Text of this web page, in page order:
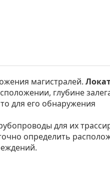
магистралей.
глубине
для его обнаружения
для их
определить